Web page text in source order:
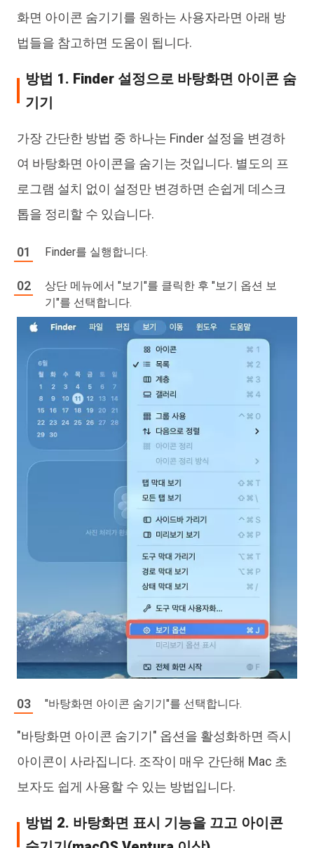
화면 아이콘 숨기기를 원하는 사용자라면 아래 방
법들을 참고하면 도움이 됩니다.
방법 1. Finder 설정으로 바탕화면 아이콘 숨
기기
가장 간단한 방법 중 하나는 Finder 설정을 변경하
여 바탕화면 아이콘을 숨기는 것입니다. 별도의 프
로그램 설치 없이 설정만 변경하면 손쉽게 데스크
톱을 정리할 수 있습니다.
Finder를 실행합니다.
상단 메뉴에서 "보기"를 클릭한 후 "보기 옵션 보
기"를 선택합니다.
"바탕화면 아이콘 숨기기"를 선택합니다.
"바탕화면 아이콘 숨기기" 옵션을 활성화하면 즉시
아이콘이 사라집니다. 조작이 매우 간단해 Mac 초
보자도 쉽게 사용할 수 있는 방법입니다.
방법 2. 바탕화면 표시 기능을 끄고 아이콘